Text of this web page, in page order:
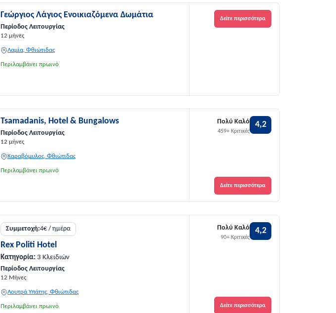
Γεώργιος Λάγιος Ενοικιαζόμενα Δωμάτια
Περίοδος Λειτουργίας
12 μήνες
Λαμία, Φθιώτιδας
Περιλαμβάνει πρωινό
Δείτε περισσότερα
Tsamadanis, Hotel & Bungalows
Περίοδος Λειτουργίας
12 μήνες
Καραβόμυλος, Φθιώτιδας
Περιλαμβάνει πρωινό
Πολύ Καλό
459+ Κριτικές
4,2
Δείτε περισσότερα
Συμμετοχή:4€ / ημέρα
Rex Politi Hotel
Κατηγορία: 3 Κλειδιών
Περίοδος Λειτουργίας
12 Μήνες
Λουτρά Υπάτης, Φθιώτιδας
Περιλαμβάνει πρωινό
Πολύ Καλό
90+ Κριτικές
4,2
Δείτε περισσότερα